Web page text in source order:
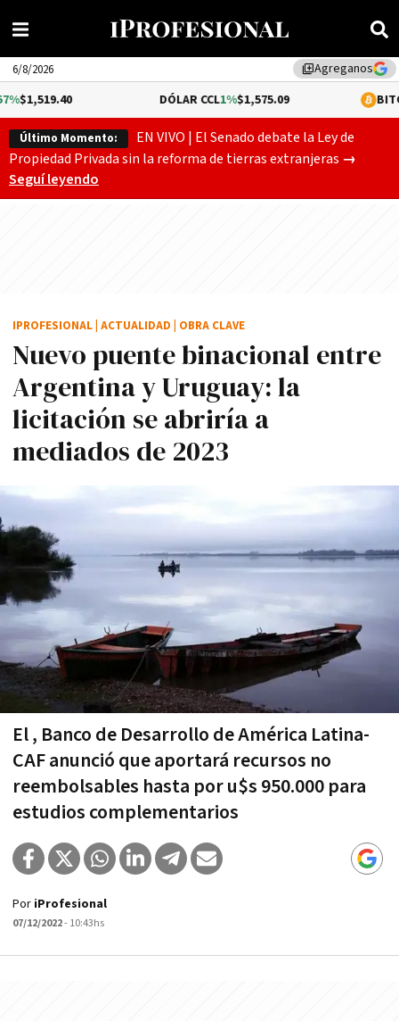
library_addAgreganos
6/8/2026
1%$1,575.09 BITCOIN0.05%
Último Momento:
EN VIVO | El Senado debate la Ley de
Propiedad Privada sin la reforma de tierras extranjeras El
→
Seguí leyendo
Nuevo puente binacional entre
Argentina y Uruguay: la
licitación se abriría a
mediados de 2023
El , Banco de Desarrollo de América Latina-
CAF anunció que aportará recursos no
reembolsables hasta por u$s 950.000 para
estudios complementarios
IPROFESIONAL ACTUALIDAD OBRA CLAVE
Por iProfesional
07/12/2022- 10:43hs